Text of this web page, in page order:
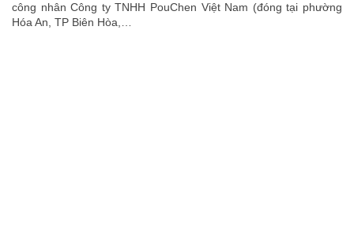
công nhân Công ty TNHH PouChen Việt Nam (đóng tại phường
Hóa An, TP Biên Hòa,…